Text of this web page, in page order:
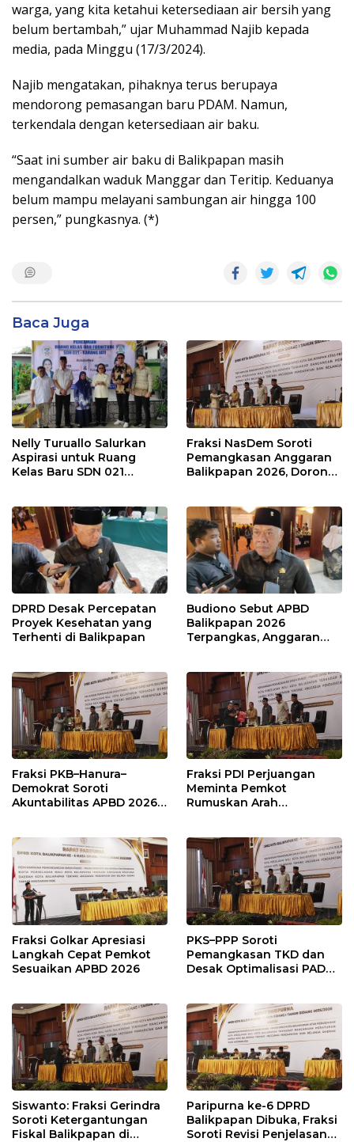
warga, yang kita ketahui ketersediaan air bersih yang
belum bertambah,” ujar Muhammad Najib kepada
media, pada Minggu (17/3/2024).
Najib mengatakan, pihaknya terus berupaya
mendorong pemasangan baru PDAM. Namun,
terkendala dengan ketersediaan air baku.
“Saat ini sumber air baku di Balikpapan masih
mengandalkan waduk Manggar dan Teritip. Keduanya
belum mampu melayani sambungan air hingga 100
persen,” pungkasnya. (*)
Baca Juga
Nelly Turuallo Salurkan
Aspirasi untuk Ruang
Kelas Baru SDN 021
Fraksi NasDem Soroti
Pemangkasan Anggaran
Balikpapan 2026, Dorong
DPRD Desak Percepatan
Proyek Kesehatan yang
Terhenti di Balikpapan
Budiono Sebut APBD
Balikpapan 2026
Terpangkas, Anggaran
Fraksi PKB–Hanura–
Demokrat Soroti
Akuntabilitas APBD 2026
Modal
Fraksi PDI Perjuangan
Meminta Pemkot
Rumuskan Arah
Penyangga IKN
Fraksi Golkar Apresiasi
Langkah Cepat Pemkot
Sesuaikan APBD 2026
PKS–PPP Soroti
Pemangkasan TKD dan
Desak Optimalisasi PAD
Siswanto: Fraksi Gerindra
Soroti Ketergantungan
Fiskal Balikpapan di
Paripurna ke-6 DPRD
Balikpapan Dibuka, Fraksi
Soroti Revisi Penjelasan